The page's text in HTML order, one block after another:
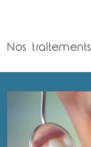
Nos traitements